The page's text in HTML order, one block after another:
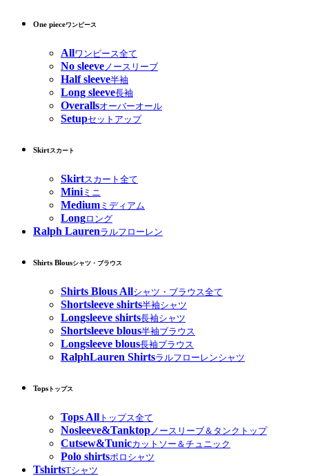
One pieceワンピース
Allワンピース全て
No sleeveノースリーブ
Half sleeve半袖
Long sleeve長袖
Overallsオーバーオール
Setupセットアップ
Skirtスカート
Skirtスカート全て
Miniミニ
Medium ミディアム
Longロング
Ralph Laurenラルフローレン
Shirts Blousシャツ・ブラウス
Shirts Blous Allシャツ・ブラウス全て
Shortsleeve shirts半袖シャツ
Longsleeve shirts長袖シャツ
Shortsleeve blous半袖ブラウス
Longsleeve blous長袖ブラウス
RalphLauren Shirtsラルフローレンシャツ
Tops トップス
Tops All トップス全て
Nosleeve&Tanktop ノースリーブ＆タンクトップ
Cutsew&Tunicカットソー＆チュニック
Polo shirtsポロシャツ
TshirtsTシャツ